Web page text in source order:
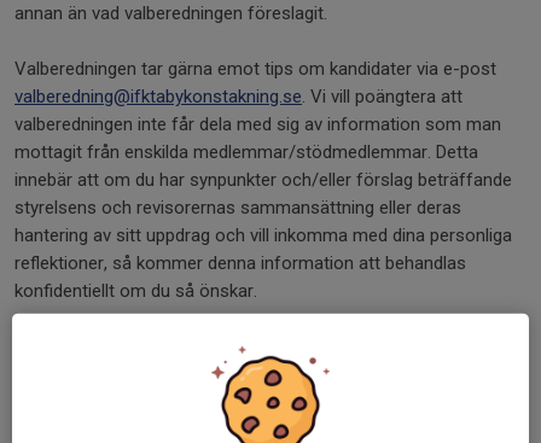
annan än vad valberedningen föreslagit.
Valberedningen tar gärna emot tips om kandidater via e-post
valberedning@ifktabykonstakning.se . Vi vill poängtera att
valberedningen inte får dela med sig av information som man
mottagit från enskilda medlemmar/stödmedlemmar. Detta
innebär att om du har synpunkter och/eller förslag beträffande
styrelsens och revisorernas sammansättning eller deras
hantering av sitt uppdrag och vill inkomma med dina personliga
reflektioner, så kommer denna information att behandlas
konfidentiellt om du så önskar.
Varför bör jag som medlem/stödmedlem komma på årsmötet?
En förening kan endast verka om den har en styrelse. Om vi
inte får alla delaktiga i vad föreningen gör riskerar vi att så